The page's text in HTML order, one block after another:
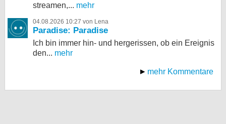
streamen,... mehr
04.08.2026 10:27 von Lena
Paradise: Paradise
Ich bin immer hin- und hergerissen, ob ein Ereignis
den... mehr
mehr Kommentare